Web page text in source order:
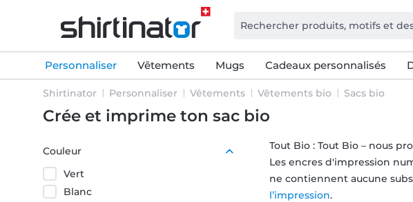
Personnaliser Vêtements Mugs Cadeaux personnalisés
Shirtinator Personnaliser Vêtements Vêtements bio Sacs bio
Crée et imprime ton sac bio
Couleur
Vert
Blanc
Tout Bio : Tout Bio – nous
Les encres d'impression
ne contiennent aucune
l’impression.